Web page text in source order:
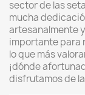
sector de las
mucha
artesanalmente
importante para
lo que más
¡dónde
disfrutamos de